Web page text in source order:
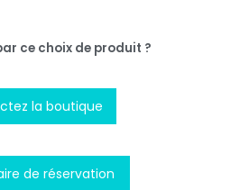
ce choix de produit ?
la boutique
de réservation